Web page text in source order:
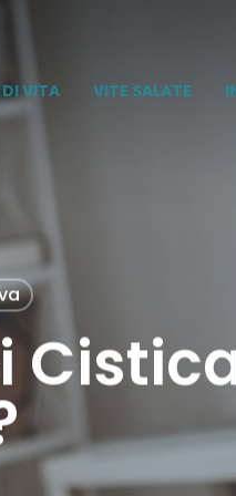
DI VITA VITE SALATE